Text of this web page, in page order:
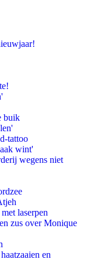
buik
tattoo
wint'
wegens niet
laserpen
zus over Monique
en